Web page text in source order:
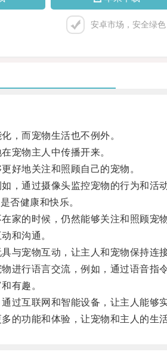
安卓市场，安全绿色
而宠物生活也不例外。
宠物主人中传播开来。
地关注和照顾自己的宠物。
通过摄像头监控宠物的行为和活
健康和快乐。
的时候，仍然能够关注和照顾宠物
和沟通。
宠物互动，让主人和宠物保持连接
行语言交流，例如，通过语音指
有趣。
互联网和智能设备，让主人能够
功能和体验，让宠物和主人的生活